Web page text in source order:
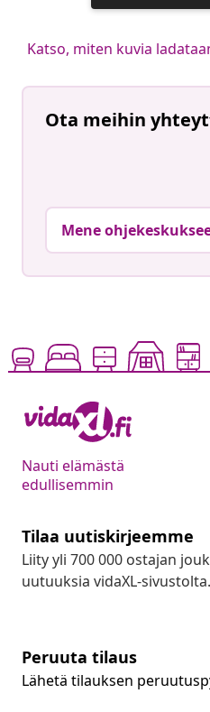
Katso, miten kuvia
Ota meihin
Mene
Nauti elämästä
edullisemmin
Tilaa uutiskirjeemme
Liity yli 700 000 ostajan
uutuuksia vidaXL-sivustolta.
Peruuta tilaus
Lähetä tilauksen